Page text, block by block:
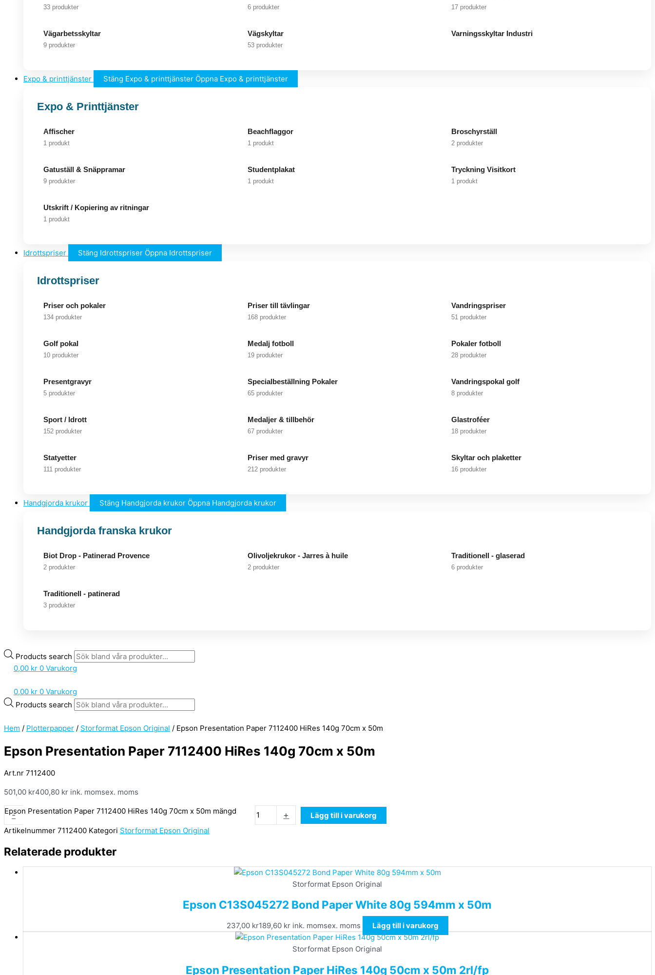
33 produkter 6 produkter 17 produkter
Vägarbetsskyltar
9 produkter
Vägskyltar
53 produkter
Varningsskyltar Industri
Expo & printtjänster Stäng Expo & printtjänster Öppna Expo & printtjänster
Expo & Printtjänster
Affischer
1 produkt
Beachflaggor
1 produkt
Broschyrställ
2 produkter
Gatuställ & Snäppramar
9 produkter
Studentplakat
1 produkt
Tryckning Visitkort
1 produkt
Utskrift / Kopiering av ritningar
1 produkt
Idrottspriser Stäng Idrottspriser Öppna Idrottspriser
Idrottspriser
Priser och pokaler
134 produkter
Priser till tävlingar
168 produkter
Vandringspriser
51 produkter
Golf pokal
10 produkter
Medalj fotboll
19 produkter
Pokaler fotboll
28 produkter
Presentgravyr
5 produkter
Specialbeställning Pokaler
65 produkter
Vandringspokal golf
8 produkter
Sport / Idrott
152 produkter
Medaljer & tillbehör
67 produkter
Glastroféer
18 produkter
Statyetter
111 produkter
Priser med gravyr
212 produkter
Skyltar och plaketter
16 produkter
Handgjorda krukor Stäng Handgjorda krukor Öppna Handgjorda krukor
Handgjorda franska krukor
Biot Drop - Patinerad Provence
2 produkter
Olivoljekrukor - Jarres à huile
2 produkter
Traditionell - glaserad
6 produkter
Traditionell - patinerad
3 produkter
Products search
0,00 kr 0 Varukorg
0,00 kr 0 Varukorg
Products search
Hem / Plotterpapper / Storformat Epson Original / Epson Presentation Paper 7112400 HiRes 140g 70cm x 50m
Epson Presentation Paper 7112400 HiRes 140g 70cm x 50m
Art.nr 7112400
501,00 kr400,80 kr ink. momsex. moms
-
Epson Presentation Paper 7112400 HiRes 140g 70cm x 50m mängd +
Lägg till i varukorg
Artikelnummer 7112400 Kategori Storformat Epson Original
Relaterade produkter
Storformat Epson Original
Epson C13S045272 Bond Paper White 80g 594mm x 50m
237,00 kr189,60 kr ink. momsex. moms Lägg till i varukorg
Storformat Epson Original
Epson Presentation Paper HiRes 140g 50cm x 50m 2rl/fp